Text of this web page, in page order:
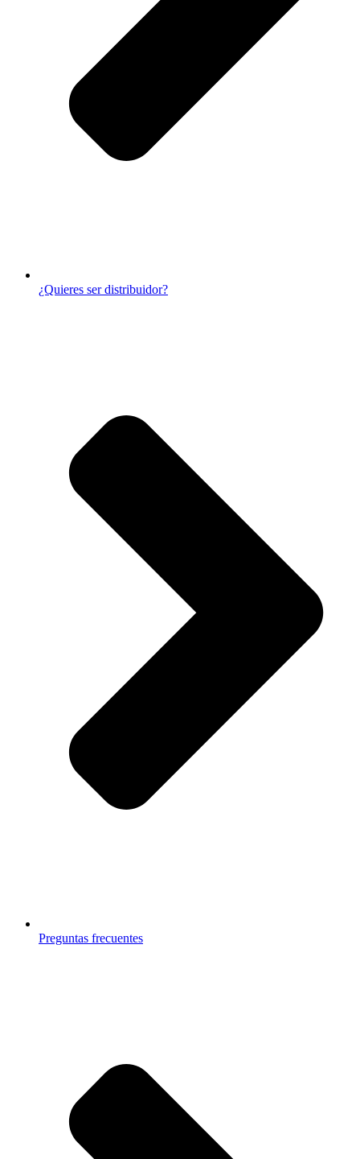
¿Quieres ser distribuidor?
Preguntas frecuentes